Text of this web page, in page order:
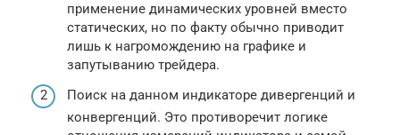
применение динамических уровней вместо
статических, но по факту обычно приводит
лишь к нагромождению на графике и
запутыванию трейдера.
Поиск на данном индикаторе дивергенций и
конвергенций. Это противоречит логике